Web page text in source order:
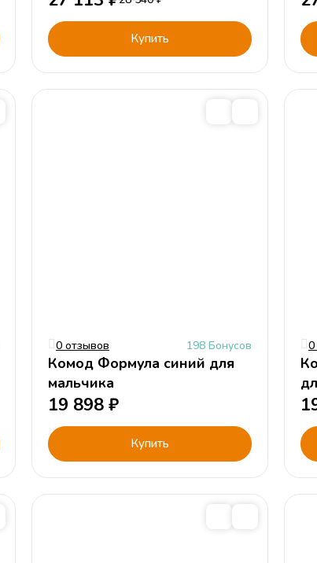
Купить
0 отзывов 198 Бонусов
Комод Формула синий для
мальчика
19 898 ₽
Купить
0